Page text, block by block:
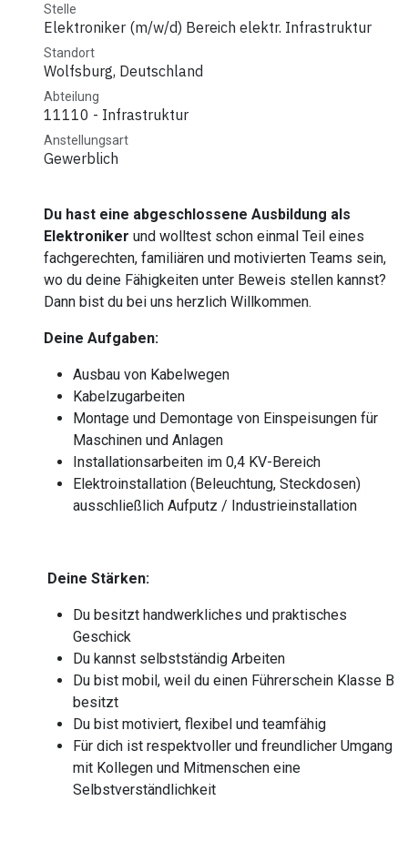
Stelle
Elektroniker (m/w/d) Bereich elektr. Infrastruktur
Standort
Wolfsburg, Deutschland
Abteilung
11110 - Infrastruktur
Anstellungsart
Gewerblich
Du hast eine abgeschlossene Ausbildung als
Elektroniker und wolltest schon einmal Teil eines
fachgerechten, familiären und motivierten Teams sein,
wo du deine Fähigkeiten unter Beweis stellen kannst?
Dann bist du bei uns herzlich Willkommen.
Deine Aufgaben:
Ausbau von Kabelwegen
Kabelzugarbeiten
Montage und Demontage von Einspeisungen für
Maschinen und Anlagen
Installationsarbeiten im 0,4 KV-Bereich
Elektroinstallation (Beleuchtung, Steckdosen)
ausschließlich Aufputz / Industrieinstallation
Deine Stärken:
Du besitzt handwerkliches und praktisches
Geschick
Du kannst selbstständig Arbeiten
Du bist mobil, weil du einen Führerschein Klasse B
besitzt
Du bist motiviert, flexibel und teamfähig
Für dich ist respektvoller und freundlicher Umgang
mit Kollegen und Mitmenschen eine
Selbstverständlichkeit